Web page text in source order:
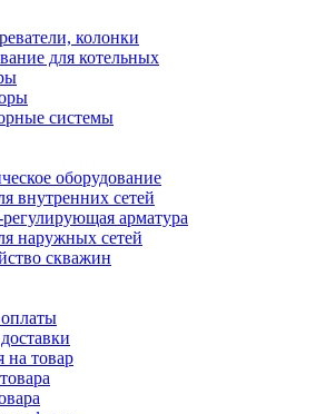
колонки
для котельных
системы
оборудование
внутренних сетей
арматура
наружных сетей
скважин
на товар